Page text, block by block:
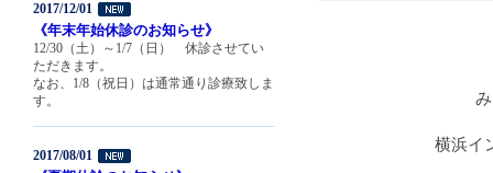
横浜イ
2017/12/01
《年末年始休診のお知らせ》
12/30（土）～1/7（日） 休診させてい
ただきます。
なお、1/8（祝日）は通常通り診療致しま
す。
2017/08/01